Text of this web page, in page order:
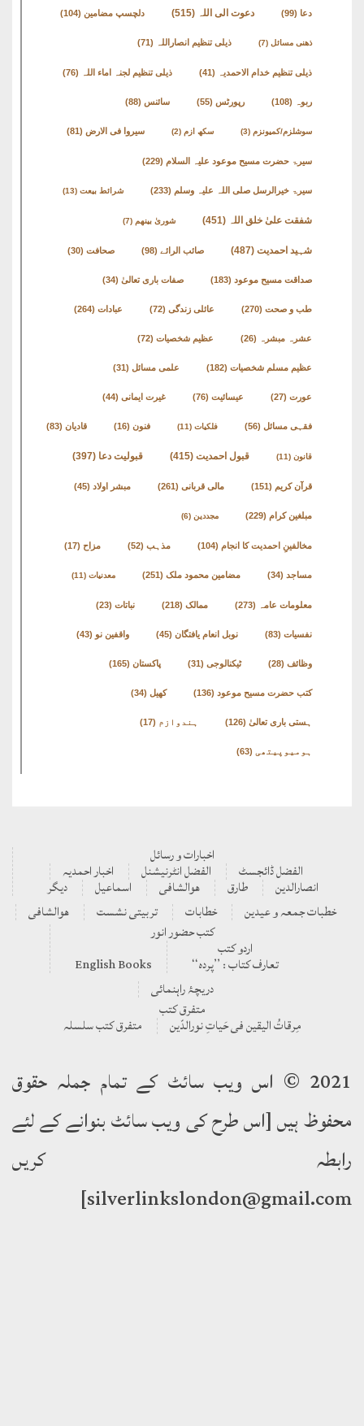
مِرقاتُ
الیقین
فی
حَیاتِ
نورالدّین
متفرق
کتب
سلسلہ
دعوت الی اللہ(515) دلچسپ مضامین(104)
ذھنی مسائل(7) ذیلی تنظیم انصاراللہ (71)
ذیلی تنظیم خدام الاحمدیہ(41) ذیلی تنظیم لجنہ اماء اللہ
رپورٹس سائنس
سوشلزم/کمیونزم (3) سکھ ازم سیروا فی الارض(81)
سیرۃ حضرت مسیح موعود علیہ السلام(229)
سیرۃ خیرالرسل صلی اللہ علیہ وسلم(233) شرائط بیعت
شفقت علیٰ خلق اللہ (451) شوریٰ بینھم(7)
شہید احمدیت(487) صائب الرائے(98) صحافت
صداقت مسیح موعود(183) صفات باری تعالیٰ(34)
طب و صحت(270) عائلی زندگی(72) عبادات
عشرہ مبشرہ عظیم شخصیات (72)
عظیم مسلم شخصیات (182) علمی مسائل(31)
عیسائیت (76) غیرت ایمانی (44)
فقہی مسائل(56) فلکیات فنون قادیان
قبول احمدیت(415) قبولیت دعا(397)
قرآن کریم(151) مالی قربانی(261) مبشر اولاد(45)
مبلغین کرام(229) مجددین
مخالفینِ احمدیت کا انجام(104) مذہب مزاح
مضامین محمود ملک(251) معدنیات
معلومات عامہ(273) ممالک نباتات
نوبل انعام یافتگان(45) واقفین نو (43)
ٹیکنالوجی(31) پاکستان
کتب حضرت مسیح موعود(136) کھیل
ہستی باری تعالیٰ(126) ہندوازم (17)
ہومیوپیتھی (63)
اخبارات و رسائل
الفضل ڈائجسٹ الفضل انٹرنیشنل اخبار احمدیہ
انصارالدین طارق ھوالشافی اسماعیل
دیگر
جمعہ و عیدین
خطابات تربیتی نشست
ھوالشافی
کتب حضور انور
تعارف کتاب : ’’پردہ‘‘
English Books
دریچۂ راہنمائی
متفرق کتب
مِرقاتُ الیقین فی حَیاتِ نورالدّین متفرق کتب سلسلہ
2021 © اس ویب سائٹ کے تمام جملہ حقوق
ہیں [اس طرح کی ویب سائٹ بنوانے کے لئے
کریں